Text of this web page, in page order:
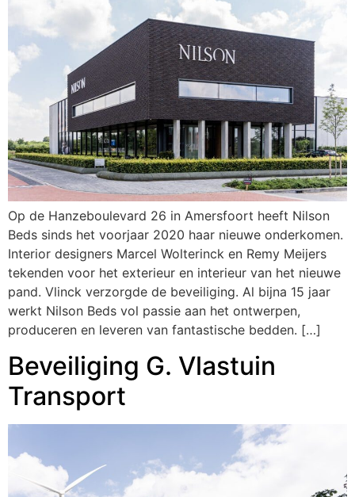
Op de Hanzeboulevard 26 in Amersfoort heeft Nilson
Beds sinds het voorjaar 2020 haar nieuwe onderkomen.
Interior designers Marcel Wolterinck en Remy Meijers
tekenden voor het exterieur en interieur van het nieuwe
pand. Vlinck verzorgde de beveiliging. Al bijna 15 jaar
werkt Nilson Beds vol passie aan het ontwerpen,
produceren en leveren van fantastische bedden. […]
Beveiliging G. Vlastuin
Transport